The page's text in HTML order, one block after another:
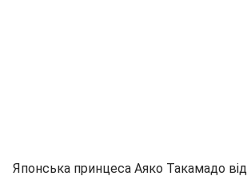
Японська принцеса Аяко Такамадо